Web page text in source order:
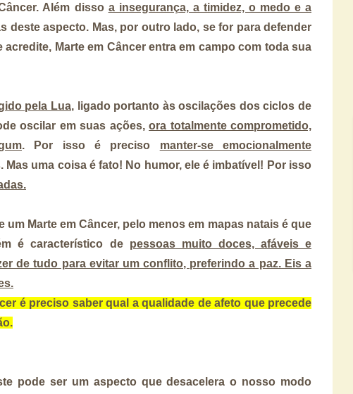
Além disso a insegurança, a timidez, o medo e a
deste aspecto. Mas, por outro lado, se for para defender
acredite, Marte em Câncer entra em campo com toda sua
pela Lua, ligado portanto às oscilações dos ciclos de
oscilar em suas ações,ora totalmente comprometido,
. Por isso é preciso manter-se emocionalmente
Mas uma coisa é fato! No humor, ele é imbatível! Por isso
um Marte em Câncer, pelo menos em mapas natais é que
é característico de pessoas muito doces, afáveis e
de tudo para evitar um conflito, preferindo a paz. Eis a
é preciso saber qual a qualidade de afeto que precede
pode ser um aspecto que desacelera o nosso modo